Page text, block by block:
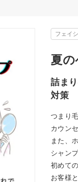
フェイ
夏
詰ま
対策
つまり
カウン
また、
シャン
初めて
お客様